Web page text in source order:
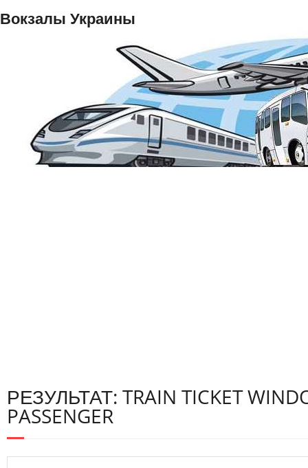
Вокзалы Украины
РЕЗУЛЬТАТ: TRAIN TICKET
PASSENGER